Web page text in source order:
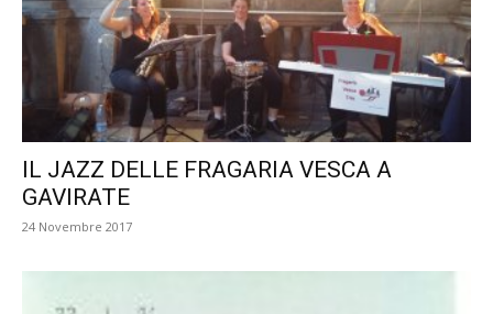
IL JAZZ DELLE FRAGARIA VESCA A
GAVIRATE
24 Novembre 2017